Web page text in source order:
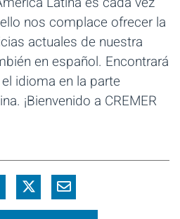
nos complace ofrecer la
actuales de nuestra
en español. Encontrará
idioma en la parte
¡Bienvenido a CREMER